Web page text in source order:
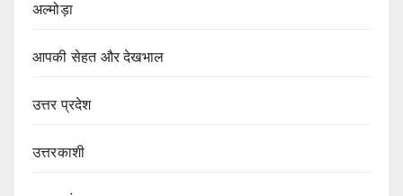
अल्मोड़ा
आपकी सेहत और देखभाल
उत्तर प्रदेश
उत्तरकाशी